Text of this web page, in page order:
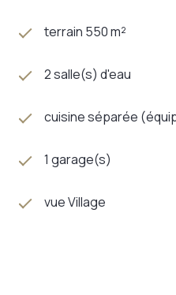
terrain 550 m²
2 salle(s) d'eau
cuisine séparée
1 garage(s)
vue Village